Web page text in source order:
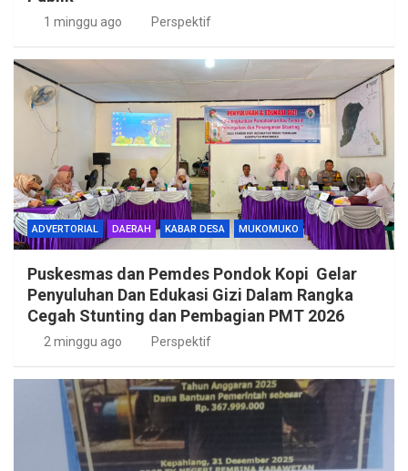
1 minggu ago Perspektif
ADVERTORIAL DAERAH KABAR DESA MUKOMUKO
Puskesmas dan Pemdes Pondok Kopi Gelar
Penyuluhan Dan Edukasi Gizi Dalam Rangka
Cegah Stunting dan Pembagian PMT 2026
2 minggu ago Perspektif